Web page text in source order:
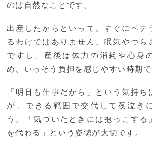
のは自然なことです。
出産したからといって、すぐにベテ
るわけではありません。眠気やつら
ですし、産後は体力の消耗や心身
め、いっそう負担を感じやすい時期で
「明日も仕事だから」という気持ち
が、できる範囲で交代して夜泣き
う。「気づいたときには抱っこする
を代わる」という姿勢が大切です。